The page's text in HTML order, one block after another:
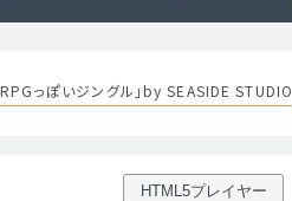
っぽいジングル」by SEASIDE STUDIO
HTML5プレイヤー